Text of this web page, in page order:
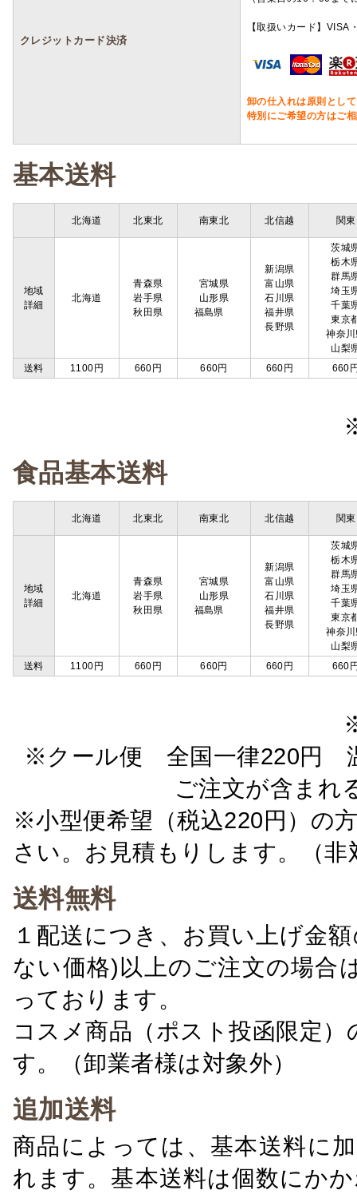
クレジットカード決済
【取扱いカード】
卸の仕入れは原則とし
特別にご希望の方はご
基本送料
北海道 北東北 南東北 北信越 関東
地域
詳細
北海道
青森県
岩手県
秋田県
宮城県
山形県
福島県
新潟県
富山県
石川県
福井県
長野県
茨城
栃木
群馬
埼玉
千葉
東京
神奈
山梨
送料
1100円 660円 660円 660円 660
食品基本送料
北海道 北東北 南東北 北信越 関東
地域
詳細
北海道
青森県
岩手県
秋田県
宮城県
山形県
福島県
新潟県
富山県
石川県
福井県
長野県
茨城
栃木
群馬
埼玉
千葉
東京
神奈
山梨
送料
1100円 660円 660円 660円 660
※クール便 全国一律220円
ご注文が含ま
※小型便希望（税込220円）の
さい。お見積もりします。（非
送料無料
１配送につき、お買い上げ金
ない価格)以上のご注文の場合
っております。
コスメ商品（ポスト投函限定
す。（卸業者様は対象外）
追加送料
商品によっては、基本送料に
れます。基本送料は個数にか